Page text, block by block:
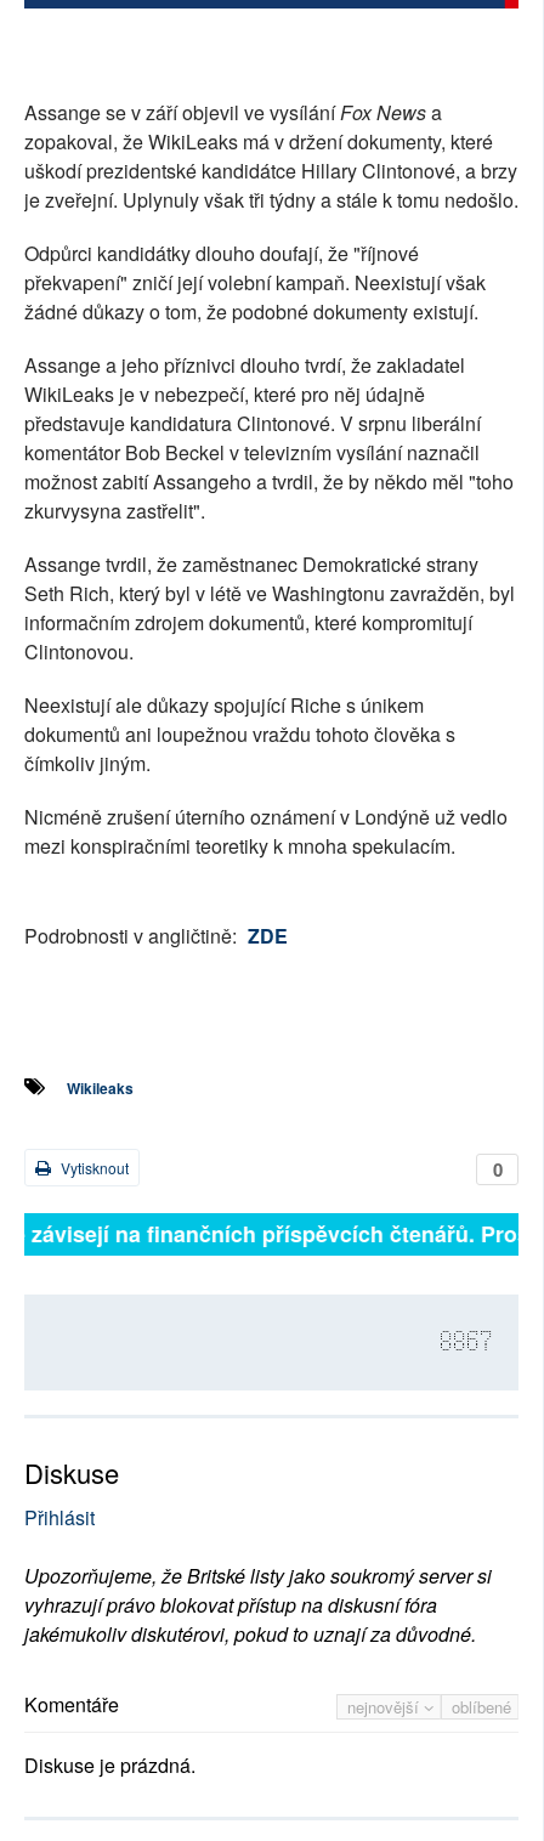
Assange se v září objevil ve vysíláníFox Newsa
zopakoval, že WikiLeaks má v držení dokumenty, které
uškodí prezidentské kandidátce Hillary Clintonové, a brzy
je zveřejní. Uplynuly však tři týdny a stále k tomu nedošlo.
Odpůrci kandidátky dlouho doufají, že "říjnové
překvapení" zničí její volební kampaň. Neexistují však
žádné důkazy o tom, že podobné dokumenty existují.
Assange a jeho příznivci dlouho tvrdí, že zakladatel
WikiLeaks je v nebezpečí, které pro něj údajně
představuje kandidatura Clintonové. V srpnu liberální
komentátor Bob Beckel v televizním vysílání naznačil
možnost zabití Assangeho a tvrdil, že by někdo měl "toho
zkurvysyna zastřelit".
Assange tvrdil, že zaměstnanec Demokratické strany
Seth Rich, který byl v létě ve Washingtonu zavražděn, byl
informačním zdrojem dokumentů, které kompromitují
Clintonovou.
Neexistují ale důkazy spojující Riche s únikem
dokumentů ani loupežnou vraždu tohoto člověka s
čímkoliv jiným.
Nicméně zrušení úterního oznámení v Londýně už vedlo
mezi konspiračními teoretiky k mnoha spekulacím.
Podrobnosti v angličtině: ZDE
Wikileaks
0
Vytisknout
závisejí na finančních příspěvcích čtenářů.
8867
Diskuse
Přihlásit
Upozorňujeme, že Britské listy jako soukromý server si
vyhrazují právo blokovat přístup na diskusní fóra
jakémukoliv diskutérovi, pokud to uznají za důvodné.
nejnovější oblíbené
Komentáře
Diskuse je prázdná.